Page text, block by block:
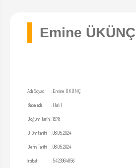
Emine ÜKÜNÇ
Adı Soyadı : Emine ÜKÜNÇ
Baba adı : Halil
Doğum Tarihi:1978
Ölüm tarihi :08.05.2024
Defin Tarihi :08.05.2024
İrtibat :5423964856